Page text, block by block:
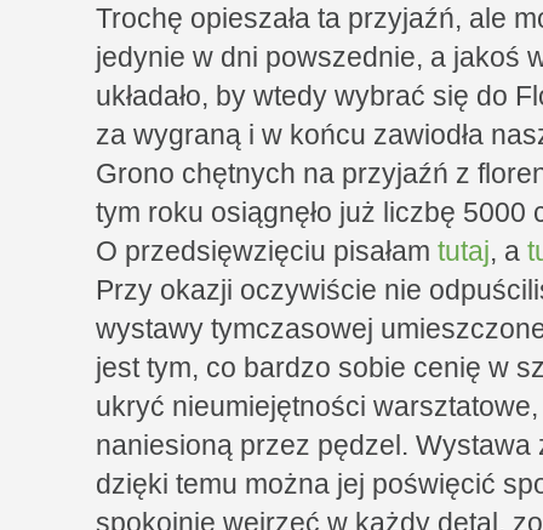
Trochę opieszała ta przyjaźń, ale
jedynie w dni powszednie, a jakoś
układało, by wtedy wybrać się do
za wygraną i w końcu zawiodła
Grono chętnych na przyjaźń z
tym roku osiągnęło już liczbę 5000
O przedsięwzięciu pisałam tutaj, a
Przy okazji oczywiście nie
wystawy tymczasowej
jest tym, co bardzo sobie cenię w
ukryć nieumiejętności
naniesioną przez pędzel.
dzięki temu można jej poświęcić
spokojnie wejrzeć w każdy detal,